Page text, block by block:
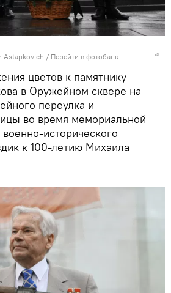
Astapkovich / Перейти в фотобанк
цветов к памятнику
в Оружейном сквере на
переулка и
во время мемориальной
исторического
к 100-летию Михаила